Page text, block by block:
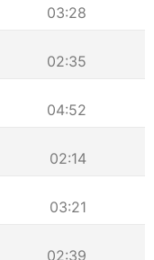
03:28
02:35
04:52
02:14
03:21
02:39